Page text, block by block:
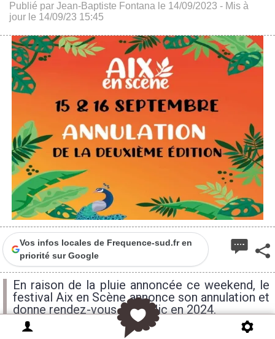
Publié par Jean-Baptiste Fontana le 14/09/2023 - Mis à
jour le 14/09/23 15:45
Vos infos locales de Frequence-sud.fr en
priorité sur Google
En raison de la pluie annoncée ce weekend, le
festival Aix en Scène annonce son annulation et
donne rendez-vous au public en 2024.